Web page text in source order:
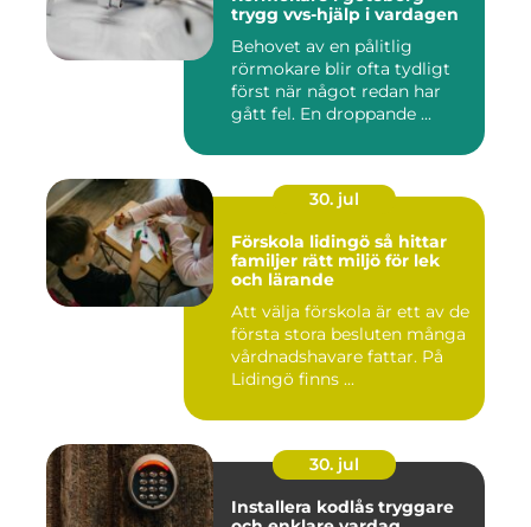
trygg vvs-hjälp i vardagen
Behovet av en pålitlig
rörmokare blir ofta tydligt
först när något redan har
gått fel. En droppande ...
30. jul
Förskola lidingö så hittar
familjer rätt miljö för lek
och lärande
Att välja förskola är ett av de
första stora besluten många
vårdnadshavare fattar. På
Lidingö finns ...
30. jul
Installera kodlås tryggare